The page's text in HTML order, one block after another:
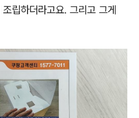
립하더라고요. 그리고 그게